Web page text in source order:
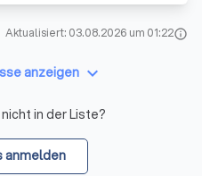
Aktualisiert: 03.08.2026 um 01:22info
anzeigen keyboard_arrow_down
in der Liste?
anmelden